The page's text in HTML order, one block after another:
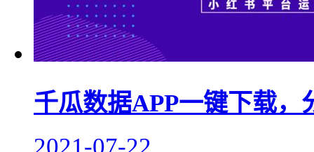
千瓜数据APP一键下载，